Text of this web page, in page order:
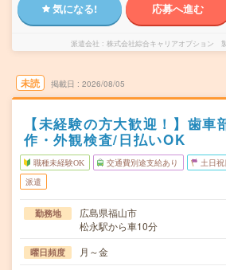
気になる! 応募へ進む
派遣会社 株式会社綜合キャリアオプション
未読 掲載日 2026/08/05
【未経験の方大歓迎！】歯車
作・外観検査/日払いOK
職種未経験OK 交通費別途支給あり 土日
派遣
勤務地
広島県福山市
松永駅から車10分
曜日頻度 月～金